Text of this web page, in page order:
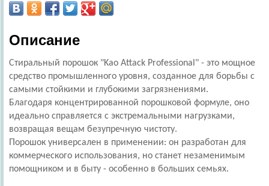
Описание
Стиральный порошок "Kao Attack Professional" - это мощное
средство промышленного уровня, созданное для борьбы с
самыми стойкими и глубокими загрязнениями.
Благодаря концентрированной порошковой формуле, оно
идеально справляется с экстремальными нагрузками,
возвращая вещам безупречную чистоту.
Порошок универсален в применении: он разработан для
коммерческого использования, но станет незаменимым
помощником и в быту - особенно в больших семьях.